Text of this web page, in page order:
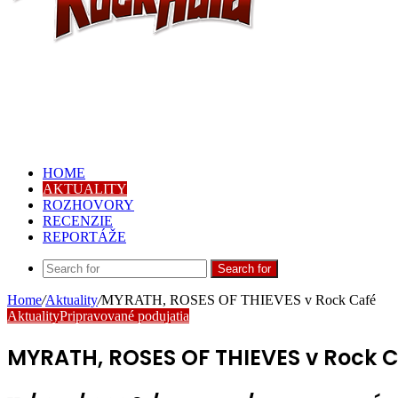
HOME
AKTUALITY
ROZHOVORY
RECENZIE
REPORTÁŽE
Search for
Home/Aktuality/MYRATH, ROSES OF THIEVES v Rock Café
AktualityPripravované podujatia
MYRATH, ROSES OF THIEVES v Rock